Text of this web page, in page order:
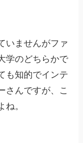
いませんがファ
学のどちらかで
も知的でインテ
さんですが、こ
。